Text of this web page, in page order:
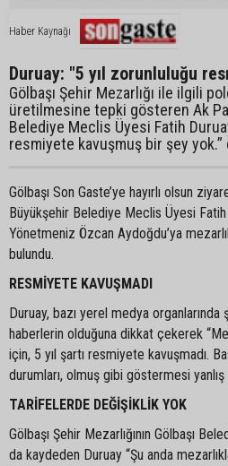
Haber Kaynağı
Duruay: "5 yıl zorunluluğu
Gölbaşı Şehir Mezarlığı ile ilgili
üretilmesine tepki gösteren Ak
Belediye Meclis Üyesi Fatih
resmiyete kavuşmuş bir şey yok.”
Gölbaşı Son Gaste’ye hayırlı olsun
Büyükşehir Belediye Meclis Üyesi Fatih
Yönetmeniz Özcan Aydoğdu’ya
bulundu.
RESMİYETE KAVUŞMADI
Duruay, bazı yerel medya organlarında
haberlerin olduğuna dikkat çekerek
için, 5 yıl şartı resmiyete kavuşmadı.
durumları, olmuş gibi göstermesi yanlış
TARİFELERDE DEĞİŞİKLİK YOK
Gölbaşı Şehir Mezarlığının Gölbaşı
da kaydeden Duruay “Şu anda